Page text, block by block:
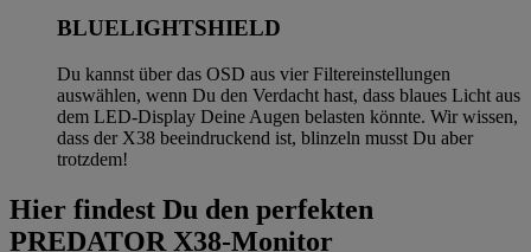
BLUELIGHTSHIELD
Du kannst über das OSD aus vier Filtereinstellungen
auswählen, wenn Du den Verdacht hast, dass blaues Licht aus
dem LED-Display Deine Augen belasten könnte. Wir wissen,
dass der X38 beeindruckend ist, blinzeln musst Du aber
trotzdem!
Hier findest Du den perfekten
PREDATOR X38-Monitor